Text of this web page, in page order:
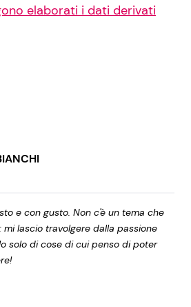
elaborati i dati derivati
e con gusto. Non c'è un tema che
lascio travolgere dalla passione
solo di cose di cui penso di poter